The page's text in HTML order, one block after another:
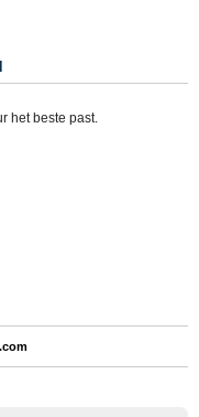
het beste past.